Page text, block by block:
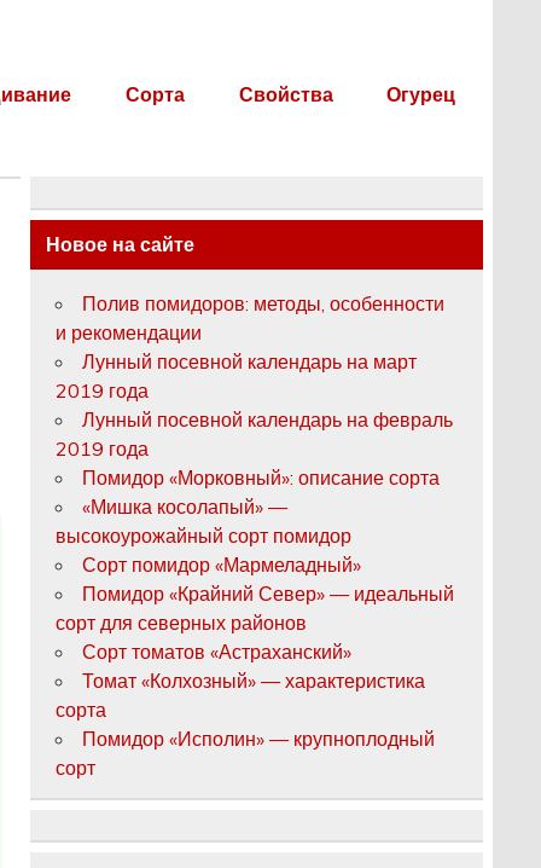
Сорта Свойства Огурец
Новое на сайте
Полив помидоров: методы, особенности
и рекомендации
Лунный посевной календарь на март
2019 года
Лунный посевной календарь на февраль
2019 года
Помидор «Морковный»: описание сорта
«Мишка косолапый» —
высокоурожайный сорт помидор
Сорт помидор «Мармеладный»
Помидор «Крайний Север» — идеальный
сорт для северных районов
Сорт томатов «Астраханский»
Томат «Колхозный» — характеристика
сорта
Помидор «Исполин» — крупноплодный
сорт